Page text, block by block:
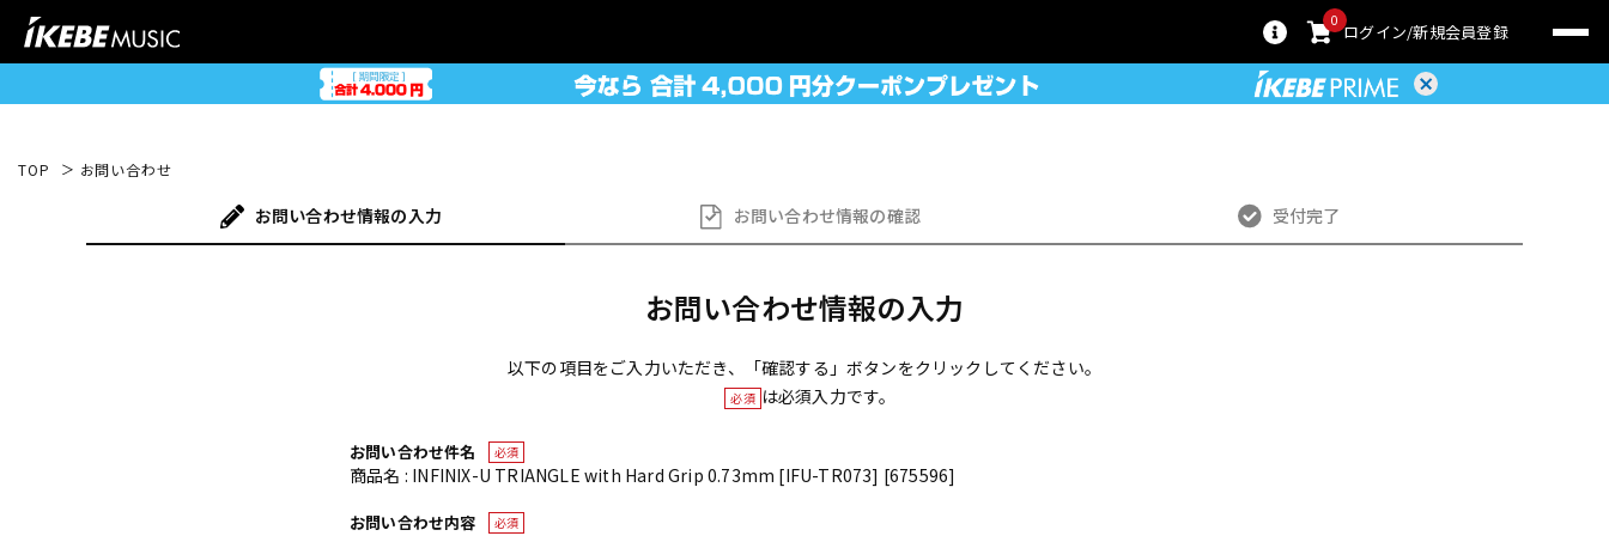
0
ログイン 新規会員登録
TOP お問い合わせ
お問い合わせ情報の入力 お問い合わせ情報の確認 受付完了
お問い合わせ情報の入力
以下の項目をご入力いただき、「確認する」ボタンをクリックしてください。
必須 は必須入力です。
お問い合わせ件名 必須
商品名 : INFINIX-U TRIANGLE with Hard Grip 0.73mm [IFU-TR073] [675596]
お問い合わせ内容 必須